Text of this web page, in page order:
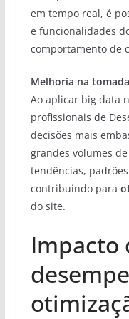
em tempo real, é
e funcionalidades
comportamento de
Melhoria na
Ao aplicar big data
profissionais de
decisões mais
grandes volumes
tendências,
contribuindo para
do site.
Impacto